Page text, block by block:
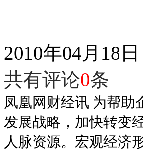
2010年04月18
共有评论0条
凤凰网财经讯 为帮助
发展战略，加快转变
人脉资源。宏观经济